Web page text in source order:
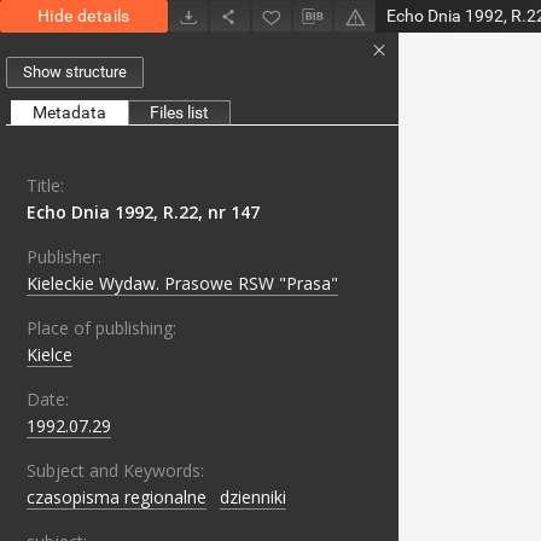
Hide details Echo Dnia 1992,
Show structure
Metadata Files list
Title:
Echo Dnia 1992, R.22, nr 147
Publisher:
Kieleckie Wydaw. Prasowe RSW "Prasa"
Place of publishing:
Kielce
Date:
1992.07.29
Subject and Keywords:
czasopisma regionalne
dzienniki